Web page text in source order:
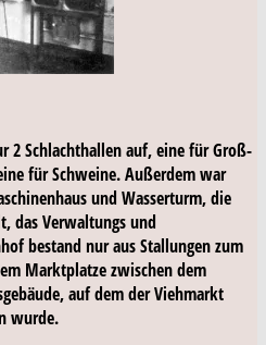
2 Schlachthallen auf, eine für Groß-
für Schweine. Außerdem war
und Wasserturm, die
das Verwaltungs und
bestand nur aus Stallungen zum
Marktplatze zwischen dem
auf dem der Viehmarkt
wurde.